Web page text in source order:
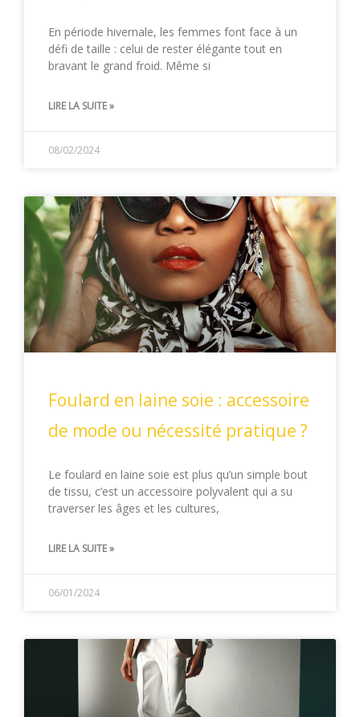
En période hivernale, les femmes font face à un
défi de taille : celui de rester élégante tout en
bravant le grand froid. Même si
LIRE LA SUITE »
08/02/2024
Foulard en laine soie : accessoire
de mode ou nécessité pratique ?
Le foulard en laine soie est plus qu’un simple bout
de tissu, c’est un accessoire polyvalent qui a su
traverser les âges et les cultures,
LIRE LA SUITE »
06/01/2024